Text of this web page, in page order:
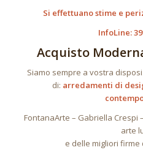
Si effettuano stime e
InfoLine:
Acquisto
Siamo sempre a vostra
di: arredamenti di
FontanaArte – Gabriella Crespi
arte
e delle migliori